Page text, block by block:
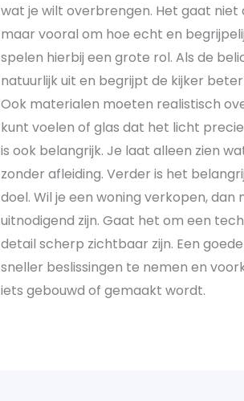
wat je wilt overbrengen. Het gaat
maar vooral om hoe echt en
spelen hierbij een grote rol. Als de
natuurlijk uit en begrijpt de kijker
Ook materialen moeten realistisch
kunt voelen of glas dat het licht
is ook belangrijk. Je laat alleen zien
zonder afleiding. Verder is het
doel. Wil je een woning verkopen,
uitnodigend zijn. Gaat het om een
detail scherp zichtbaar zijn. Een
sneller beslissingen te nemen en
iets gebouwd of gemaakt wordt.